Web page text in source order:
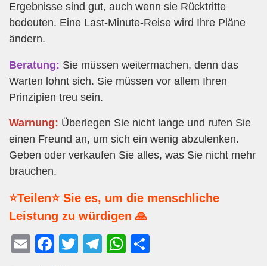
Ergebnisse sind gut, auch wenn sie Rücktritte
bedeuten. Eine Last-Minute-Reise wird Ihre Pläne
ändern.
Beratung: Sie müssen weitermachen, denn das
Warten lohnt sich. Sie müssen vor allem Ihren
Prinzipien treu sein.
Warnung: Überlegen Sie nicht lange und rufen Sie
einen Freund an, um sich ein wenig abzulenken.
Geben oder verkaufen Sie alles, was Sie nicht mehr
brauchen.
⭐Teilen⭐ Sie es, um die menschliche
Leistung zu würdigen 🙏
E
F
T
T
W